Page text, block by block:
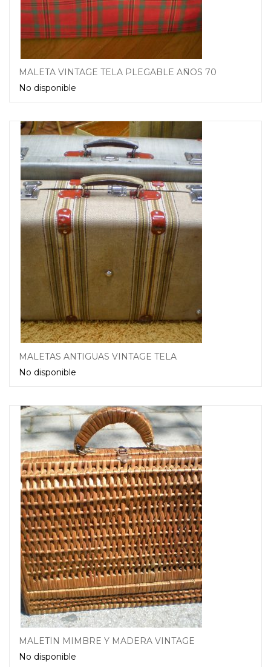
MALETA VINTAGE TELA PLEGABLE AÑOS 70
No disponible
MALETAS ANTIGUAS VINTAGE TELA
No disponible
MALETÍN MIMBRE Y MADERA VINTAGE
No disponible